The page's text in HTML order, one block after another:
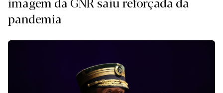
pandemia